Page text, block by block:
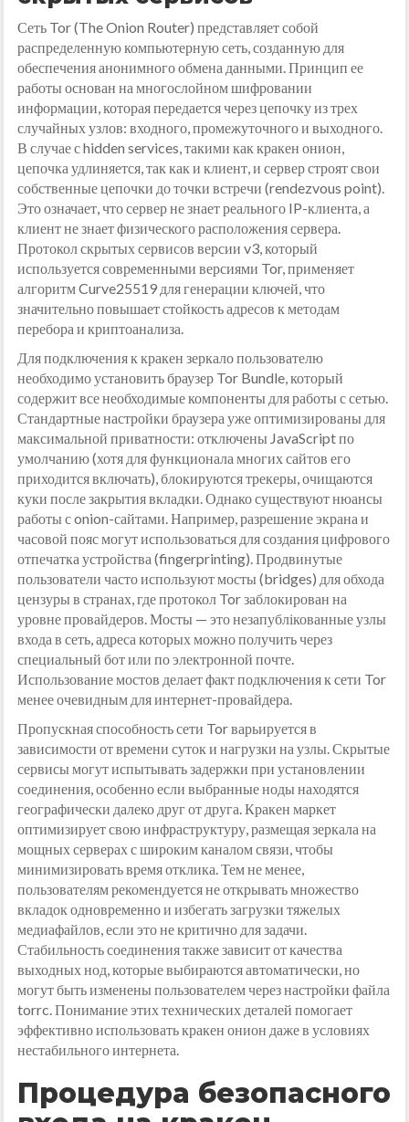
Сеть Tor (The Onion Router) представляет собой
распределенную компьютерную сеть, созданную для
обеспечения анонимного обмена данными. Принцип ее
работы основан на многослойном шифровании
информации, которая передается через цепочку из трех
случайных узлов: входного, промежуточного и выходного.
В случае с hidden services, такими как кракен онион,
цепочка удлиняется, так как и клиент, и сервер строят свои
собственные цепочки до точки встречи (rendezvous point).
Это означает, что сервер не знает реального IP-клиента, а
клиент не знает физического расположения сервера.
Протокол скрытых сервисов версии v3, который
используется современными версиями Tor, применяет
алгоритм Curve25519 для генерации ключей, что
значительно повышает стойкость адресов к методам
перебора и криптоанализа.
Для подключения к кракен зеркало пользователю
необходимо установить браузер Tor Bundle, который
содержит все необходимые компоненты для работы с сетью.
Стандартные настройки браузера уже оптимизированы для
максимальной приватности: отключены JavaScript по
умолчанию (хотя для функционала многих сайтов его
приходится включать), блокируются трекеры, очищаются
куки после закрытия вкладки. Однако существуют нюансы
работы с onion-сайтами. Например, разрешение экрана и
часовой пояс могут использоваться для создания цифрового
отпечатка устройства (fingerprinting). Продвинутые
пользователи часто используют мосты (bridges) для обхода
цензуры в странах, где протокол Tor заблокирован на
уровне провайдеров. Мосты — это незапублікованные узлы
входа в сеть, адреса которых можно получить через
специальный бот или по электронной почте.
Использование мостов делает факт подключения к сети Tor
менее очевидным для интернет-провайдера.
Пропускная способность сети Tor варьируется в
зависимости от времени суток и нагрузки на узлы. Скрытые
сервисы могут испытывать задержки при установлении
соединения, особенно если выбранные ноды находятся
географически далеко друг от друга. Кракен маркет
оптимизирует свою инфраструктуру, размещая зеркала на
мощных серверах с широким каналом связи, чтобы
минимизировать время отклика. Тем не менее,
пользователям рекомендуется не открывать множество
вкладок одновременно и избегать загрузки тяжелых
медиафайлов, если это не критично для задачи.
Стабильность соединения также зависит от качества
выходных нод, которые выбираются автоматически, но
могут быть изменены пользователем через настройки файла
torrc. Понимание этих технических деталей помогает
эффективно использовать кракен онион даже в условиях
нестабильного интернета.
Процедура безопасного